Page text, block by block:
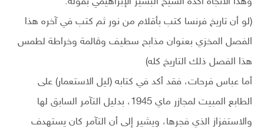
(لو أن تاريخ فرنسا كتب بأقلام من نور ثم كتب في آخره هذا
الفصل المخزي بعنوان مذابح سطيف وڤالمة وخراطة لطمس
هذا الفصل ذلك التاريخ كله)
أما عباس فرحات، فقد أكد في كتابه (ليل الاستعمار) على
الطابع المبيت لمجازر ماي 1945، بدليل التآمر السابق لها
والاستفزاز الذي فجرها، ويشير إلى أن التآمر كان يستهدف